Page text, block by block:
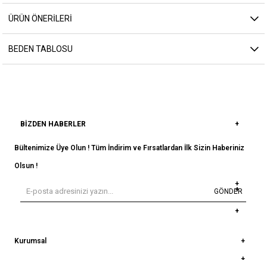
ÜRÜN ÖNERILERI
BEDEN TABLOSU
BIZDEN HABERLER
Bültenimize Üye Olun ! Tüm İndirim ve Fırsatlardan İlk Sizin Haberiniz
Olsun !
GÖNDER
Kurumsal